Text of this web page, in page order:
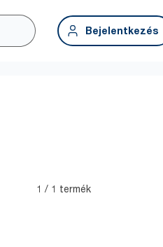
Bejelentkezés
1 / 1 termék